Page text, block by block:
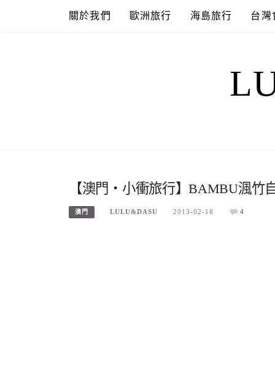
關於我們 歐洲旅行 海島旅行 台灣
【澳門‧小衝旅行】BAMBU渢
澳門 LULU&DASU 2013-02-18 4